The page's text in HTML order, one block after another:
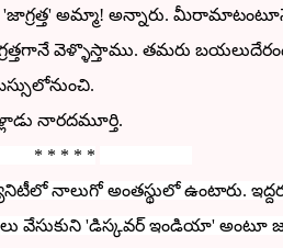
'జాగ్రత్త' అమ్మా! అన్నారు.
వెళ్ళొస్తాము. తమరు
నారదమూర్తి.
*
నాలుగో అంతస్థులో ఉంటారు.
వేసుకుని 'డిస్కవర్ ఇండియా' అంటూ